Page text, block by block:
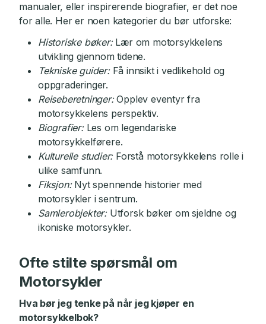
manualer, eller inspirerende biografier, er det noe
for alle. Her er noen kategorier du bør utforske:
Historiske bøker:Lær om motorsykkelens
utvikling gjennom tidene.
Tekniske guider:Få innsikt i vedlikehold og
oppgraderinger.
Reiseberetninger:Opplev eventyr fra
motorsykkelens perspektiv.
Biografier:Les om legendariske
motorsykkelførere.
Kulturelle studier:Forstå motorsykkelens rolle i
ulike samfunn.
Fiksjon:Nyt spennende historier med
motorsykler i sentrum.
Samlerobjekter:Utforsk bøker om sjeldne og
ikoniske motorsykler.
Ofte stilte spørsmål om
Motorsykler
Hva bør jeg tenke på når jeg kjøper en
motorsykkelbok?